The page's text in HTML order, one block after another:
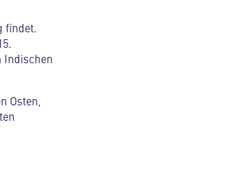
findet.
Indischen
Osten,